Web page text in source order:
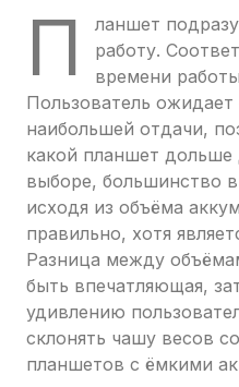
П
ланшет
работу.
времени
Пользователь ожидает
наибольшей отдачи,
какой планшет
выборе, большинство
исходя из объёма
правильно, хотя
Разница между
быть впечатляющая,
удивлению
склонять чашу весов
планшетов с ёмкими